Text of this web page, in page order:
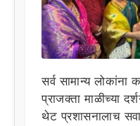
सर्व सामान्य
प्राजक्ता माळीच्या
थेट प्रशासनालाच